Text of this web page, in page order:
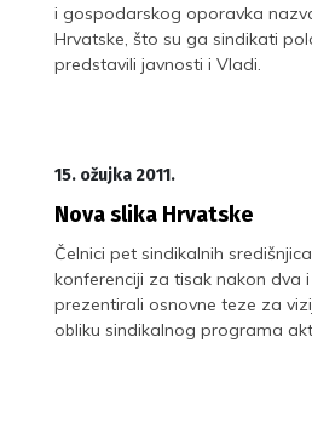
i gospodarskog oporavka
Hrvatske, što su ga sindikati
predstavili javnosti i Vladi.
15. ožujka 2011.
Nova slika Hrvatske
Čelnici pet sindikalnih
konferenciji za tisak nakon dva
prezentirali osnovne teze za
obliku sindikalnog programa